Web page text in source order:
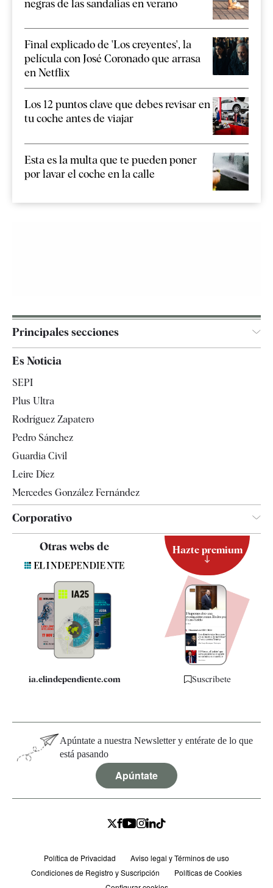
negras de las sandalias en verano
Final explicado de 'Los creyentes', la
película con José Coronado que arrasa
en Netflix
Los 12 puntos clave que debes revisar en
tu coche antes de viajar
Esta es la multa que te pueden poner
por lavar el coche en la calle
Principales secciones
Televisión
Es Noticia
SEPI
Plus Ultra
Rodríguez Zapatero
Pedro Sánchez
Guardia Civil
Leire Díez
Mercedes González Fernández
Corporativo
Quiénes somos
Especificaciones
Otras webs de
ia.elindependiente.com
Hazte premium
Suscríbete
Apúntate a nuestra Newsletter y entérate de lo que
está pasando
Apúntate
Política de Privacidad
Aviso legal y Términos de uso
Condiciones de Registro y Suscripción
Políticas de Cookies